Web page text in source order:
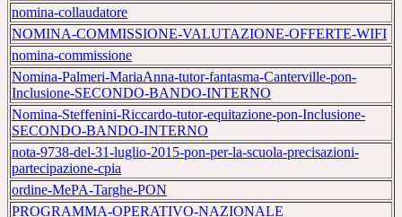
nomina-collaudatore
NOMINA-COMMISSIONE-VALUTAZIONE-OFFERTE-WIFI
nomina-commissione
Nomina-Palmeri-MariaAnna-tutor-fantasma-Canterville-pon-
Inclusione-SECONDO-BANDO-INTERNO
Nomina-Steffenini-Riccardo-tutor-equitazione-pon-Inclusione-
SECONDO-BANDO-INTERNO
nota-9738-del-31-luglio-2015-pon-per-la-scuola-precisazioni-
partecipazione-cpia
ordine-MePA-Targhe-PON
PROGRAMMA-OPERATIVO-NAZIONALE